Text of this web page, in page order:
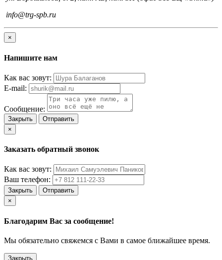
info@trg-spb.ru
×
Напишите нам
Как вас зовут:
E-mail:
Сообщение:
Закрыть
Отправить
×
Заказать обратный звонок
Как вас зовут:
Ваш телефон:
Закрыть
Отправить
×
Благодарим Вас за сообщение!
Мы обязательно свяжемся с Вами в самое ближайшее время.
Закрыть